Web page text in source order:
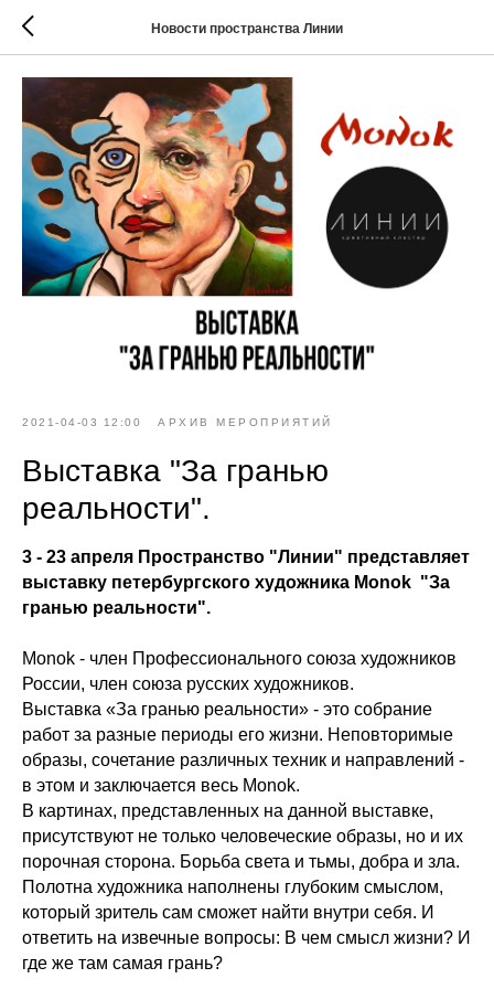
Новости пространства Линии
2021-04-03 12:00 АРХИВ МЕРОПРИЯТИЙ
Выставка "За гранью
реальности".
3 - 23 апреля Пространство "Линии" представляет
выставку петербургского художника Monok "За
гранью реальности".
Monok - член Профессионального союза художников
России, член союза русских художников.
Выставка «За гранью реальности» - это собрание
работ за разные периоды его жизни. Неповторимые
образы, сочетание различных техник и направлений -
в этом и заключается весь Monok.
В картинах, представленных на данной выставке,
присутствуют не только человеческие образы, но и их
порочная сторона. Борьба света и тьмы, добра и зла.
Полотна художника наполнены глубоким смыслом,
который зритель сам сможет найти внутри себя. И
ответить на извечные вопросы: В чем смысл жизни? И
где же там самая грань?